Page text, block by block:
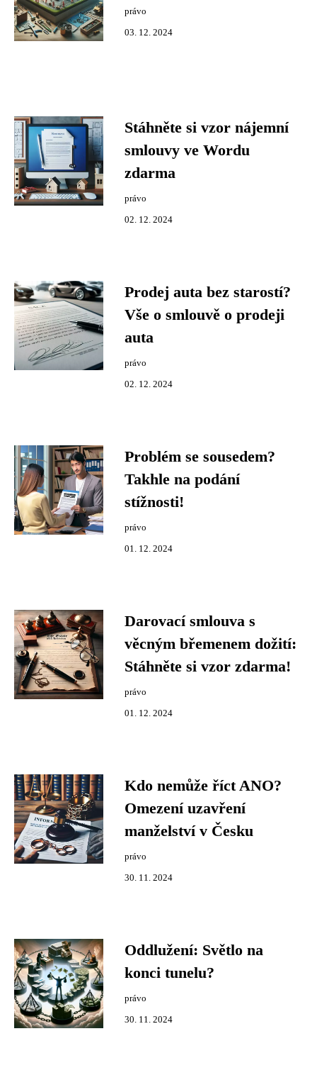
právo
03. 12. 2024
Stáhněte si vzor nájemní
smlouvy ve Wordu
zdarma
právo
02. 12. 2024
Prodej auta bez starostí?
Vše o smlouvě o prodeji
auta
právo
02. 12. 2024
Problém se sousedem?
Takhle na podání
stížnosti!
právo
01. 12. 2024
Darovací smlouva s
věcným břemenem dožití:
Stáhněte si vzor zdarma!
právo
01. 12. 2024
Kdo nemůže říct ANO?
Omezení uzavření
manželství v Česku
právo
30. 11. 2024
Oddlužení: Světlo na
konci tunelu?
právo
30. 11. 2024